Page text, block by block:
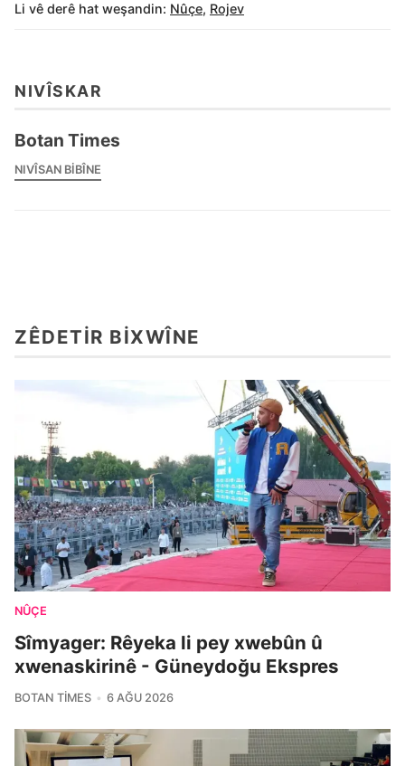
Li vê derê hat weşandin: Nûçe, Rojev
NIVÎSKAR
Botan Times
NIVÎSAN BIBÎNE
ZÊDETIR BIXWÎNE
NÛÇE
Sîmyager: Rêyeka li pey xwebûn û
xwenaskirinê - Güneydoğu Ekspres
BOTAN TIMES 6 AĞU 2026